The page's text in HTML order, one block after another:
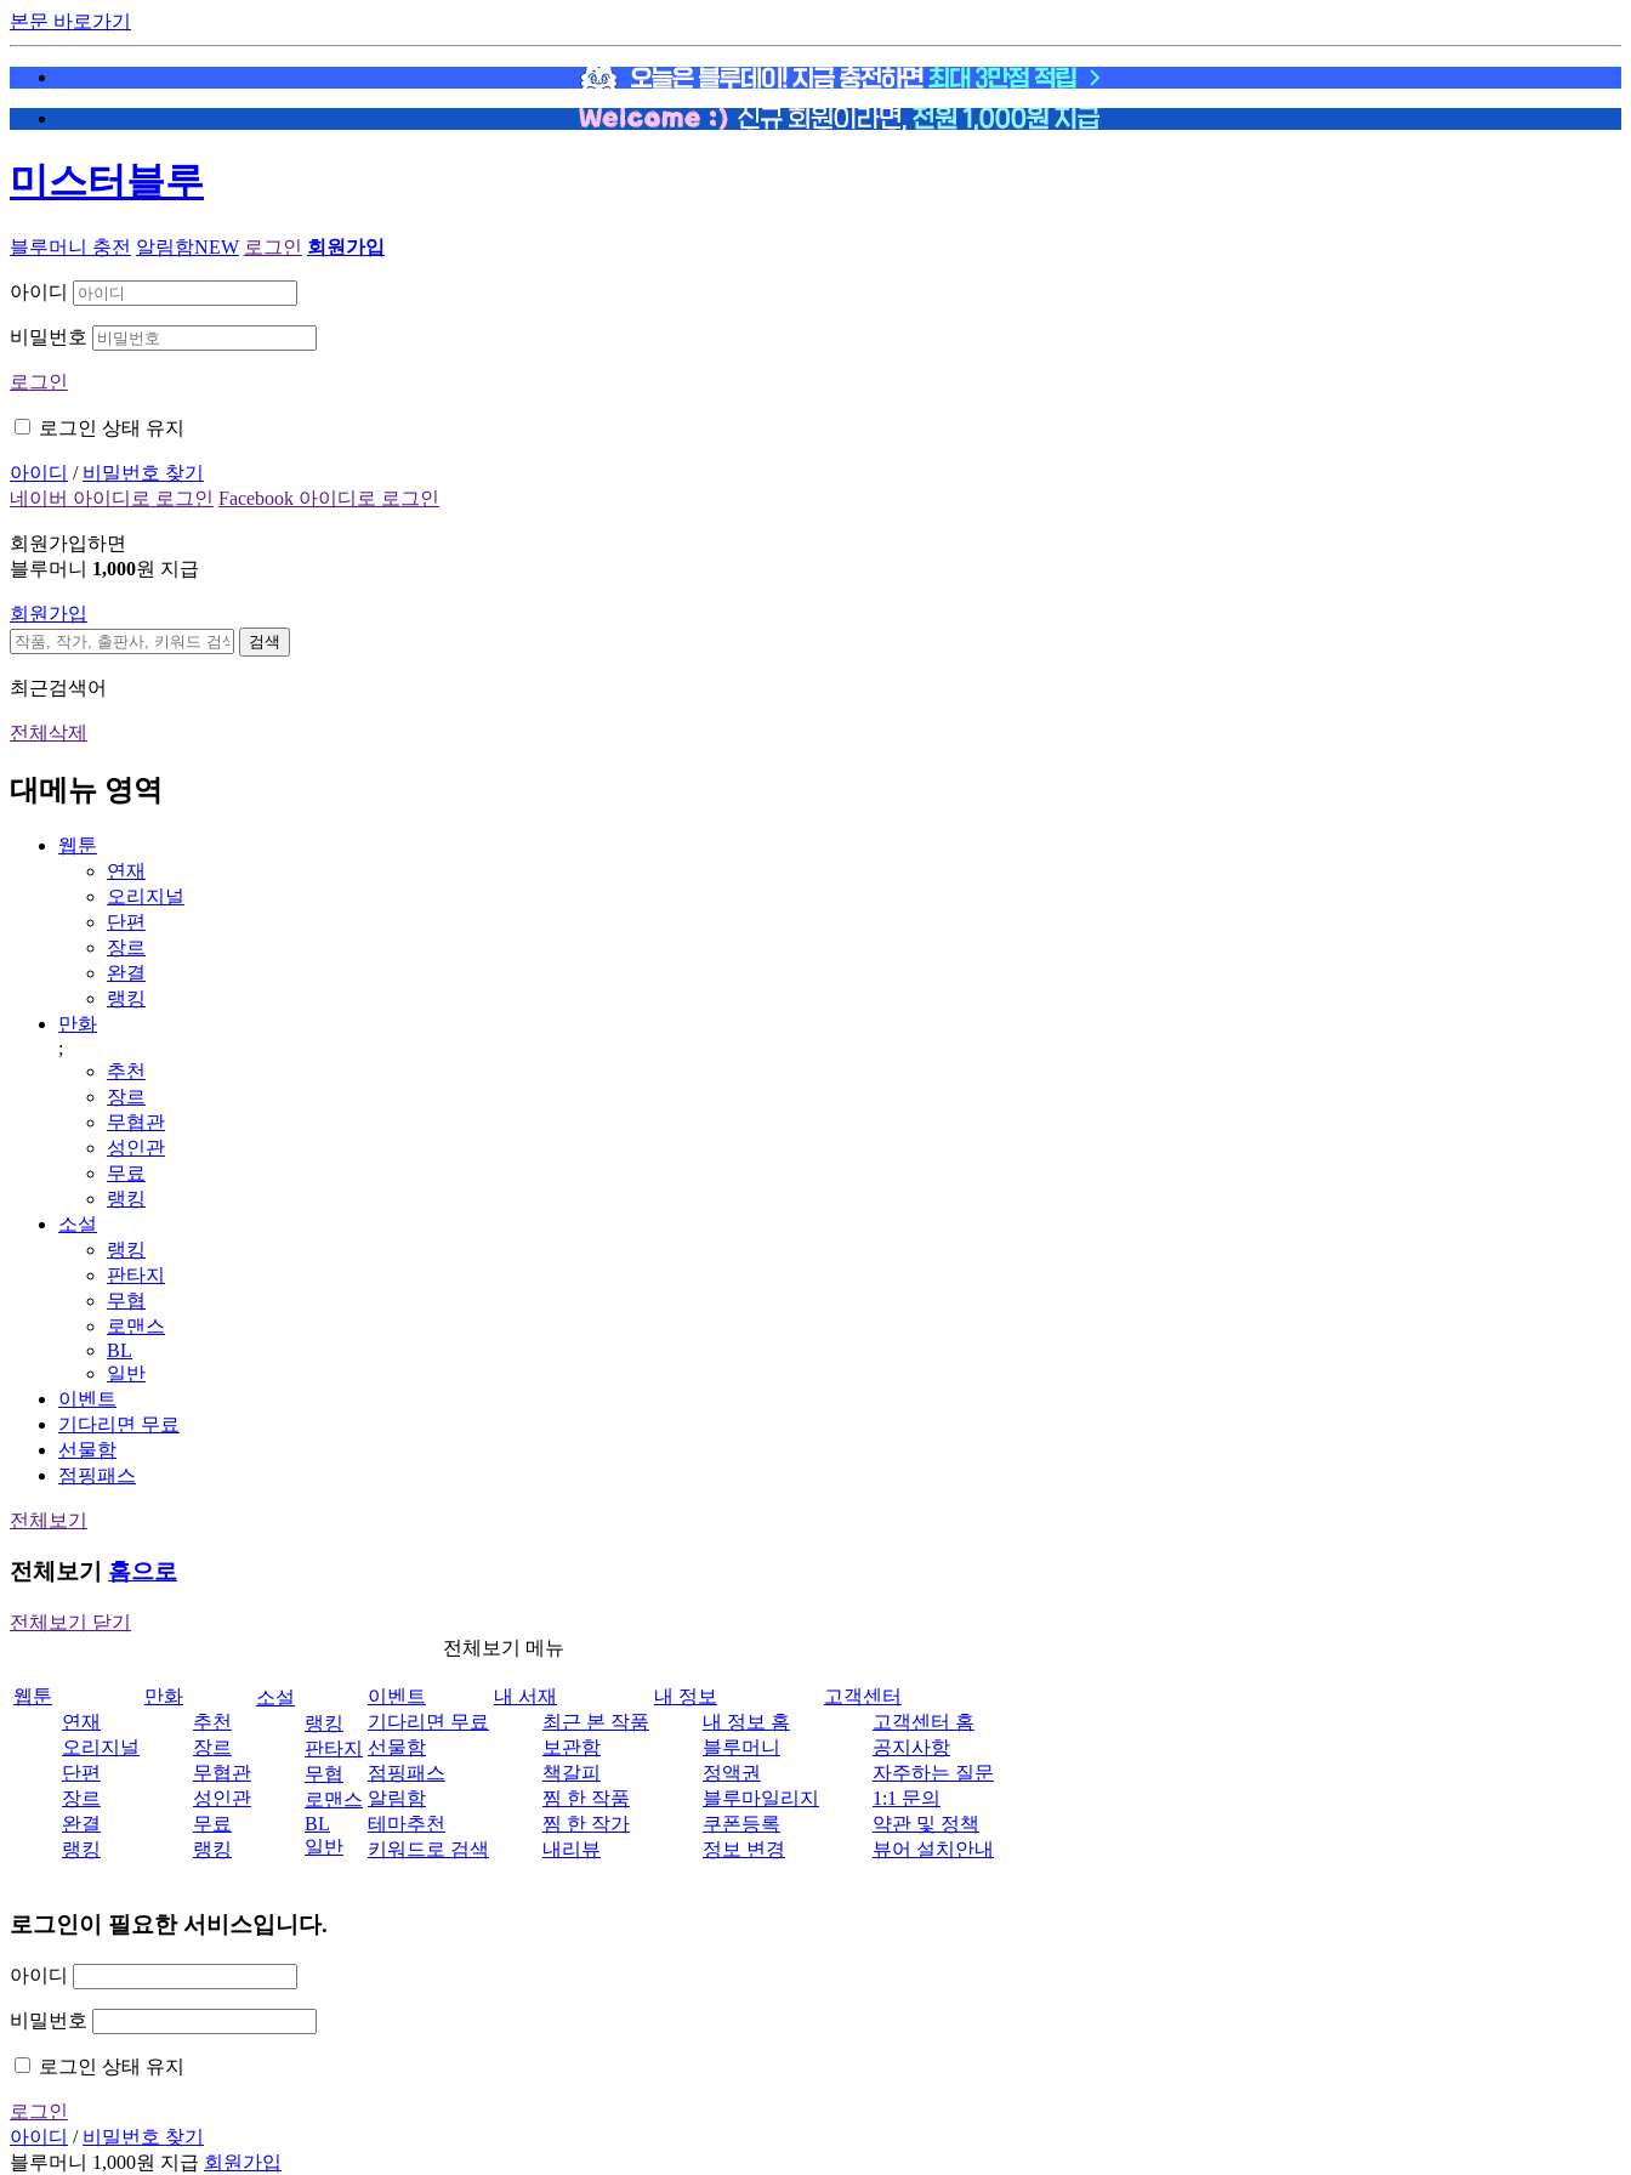
본문 바로가기
미스터블루
블루머니 충전 알림함NEW 로그인 회원가입
아이디
비밀번호
로그인
로그인 상태 유지
아이디 / 비밀번호 찾기
네이버 아이디로 로그인 Facebook 아이디로 로그인
회원가입하면
블루머니 1,000원 지급
회원가입
검색
최근검색어
전체삭제
대메뉴 영역
웹툰
연재
오리지널
단편
장르
완결
랭킹
만화
;
추천
장르
무협관
성인관
무료
랭킹
소설
랭킹
판타지
무협
로맨스
BL
일반
이벤트
기다리면 무료
선물함
점핑패스
전체보기
전체보기 홈으로
전체보기 닫기
전체보기 메뉴
웹툰
연재
오리지널
단편
장르
완결
랭킹
만화
추천
장르
무협관
성인관
무료
랭킹
소설
랭킹
판타지
무협
로맨스
BL
일반
이벤트
기다리면 무료
선물함
점핑패스
알림함
테마추천
키워드로 검색
내 서재
최근 본 작품
보관함
책갈피
찜 한 작품
찜 한 작가
내리뷰
내 정보
내 정보 홈
블루머니
정액권
블루마일리지
쿠폰등록
정보 변경
고객센터
고객센터 홈
공지사항
자주하는 질문
1:1 문의
약관 및 정책
뷰어 설치안내
로그인이 필요한 서비스입니다.
아이디
비밀번호
로그인 상태 유지
로그인
아이디 / 비밀번호 찾기
블루머니 1,000원 지급 회원가입